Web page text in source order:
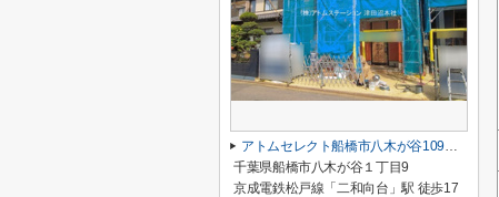
アトムセレクト船橋市八木が谷109 2棟 2号棟
千葉県船橋市八木が谷１丁目9
京成電鉄松戸線「二和向台」駅 徒歩17